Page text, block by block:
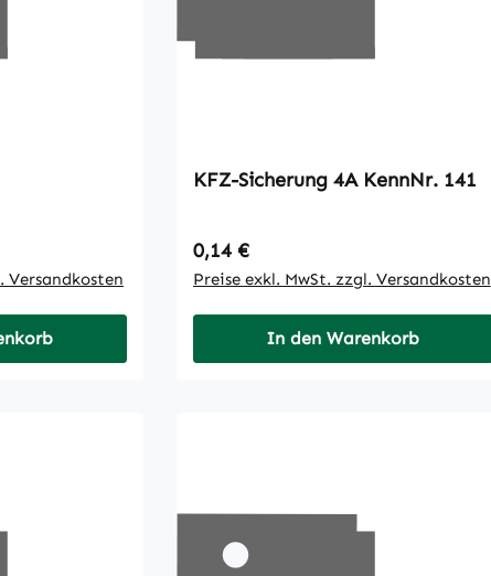
Versandkosten
KFZ-Sicherung 4A KennNr. 141
Regulärer Preis:
0,14 €
Preise exkl. MwSt. zzgl. Versandkosten
In den Warenkorb